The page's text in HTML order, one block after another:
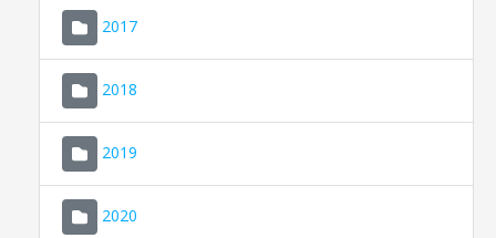
2017
2018
2019
2020